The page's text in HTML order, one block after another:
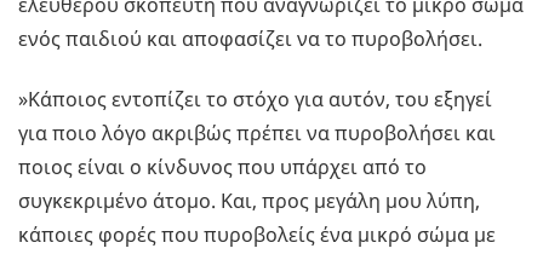
ενός παιδιού και αποφασίζει να το πυροβολήσει.
»Κάποιος εντοπίζει το στόχο για αυτόν, του εξηγεί
για ποιο λόγο ακριβώς πρέπει να πυροβολήσει και
ποιος είναι ο κίνδυνος που υπάρχει από το
συγκεκριμένο άτομο. Και, προς μεγάλη μου λύπη,
κάποιες φορές που πυροβολείς ένα μικρό σώμα με